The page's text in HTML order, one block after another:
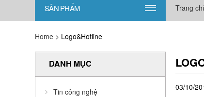
SẢN PHẨM ||| Trang
Home > Logo&Hotline
03/10/
DANH MỤC
Tin công nghệ